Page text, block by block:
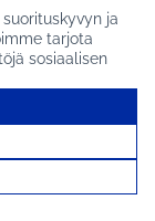
ja
tarjota
sosiaalisen